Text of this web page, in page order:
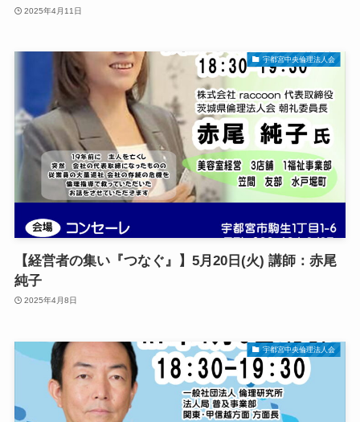
2025年4月11日
宇都宮中央倫理法人会
【経営者の集い『つなぐ』】5月20日(火) 講師：赤尾
純子
2025年4月8日
宇都宮中央倫理法人会